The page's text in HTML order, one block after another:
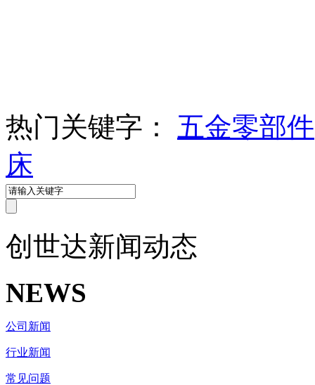
热门关键字：
五金零部件
床
创世达新闻动态
NEWS
公司新闻
行业新闻
常见问题